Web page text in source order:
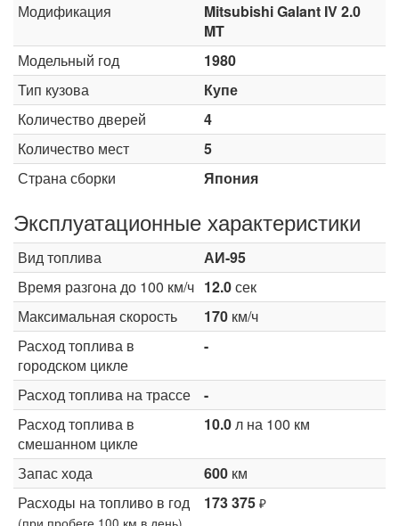
Модификация
Mitsubishi Galant IV 2.0
MT
Модельный год
1980
Тип кузова
Купе
Количество дверей
4
Количество мест
5
Страна сборки
Япония
Эксплуатационные характеристики
Вид топлива
АИ-95
Время разгона до 100 км/ч 12.0сек
Максимальная скорость
170 км/ч
Расход топлива в
городском цикле
-
Расход топлива на трассе
-
Расход топлива в
смешанном цикле
10.0л на 100 км
Запас хода 600 км
Расходы на топливо в год
(при пробеге 100 км в день)
173 375 ₽